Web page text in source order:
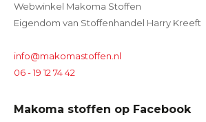
Webwinkel Makoma Stoffen
Eigendom van Stoffenhandel Harry Kreeft
info@makomastoffen.nl
06 - 19 12 74 42
Makoma stoffen op Facebook